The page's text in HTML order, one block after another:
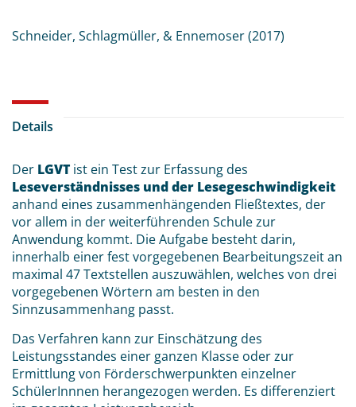
Schneider, Schlagmüller, & Ennemoser (2017)
Details
Der LGVT ist ein Test zur Erfassung des
Leseverständnisses und der Lesegeschwindigkeit
anhand eines zusammenhängenden Fließtextes, der
vor allem in der weiterführenden Schule zur
Anwendung kommt. Die Aufgabe besteht darin,
innerhalb einer fest vorgegebenen Bearbeitungszeit an
maximal 47 Textstellen auszuwählen, welches von drei
vorgegebenen Wörtern am besten in den
Sinnzusammenhang passt.
Das Verfahren kann zur Einschätzung des
Leistungsstandes einer ganzen Klasse oder zur
Ermittlung von Förderschwerpunkten einzelner
SchülerInnnen herangezogen werden. Es differenziert